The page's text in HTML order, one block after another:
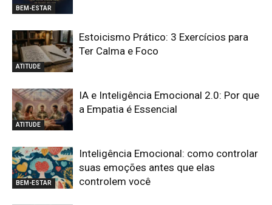
BEM-ESTAR
ATITUDE
Estoicismo Prático: 3 Exercícios para
Ter Calma e Foco
ATITUDE
IA e Inteligência Emocional 2.0: Por que
a Empatia é Essencial
BEM-ESTAR
Inteligência Emocional: como controlar
suas emoções antes que elas
controlem você